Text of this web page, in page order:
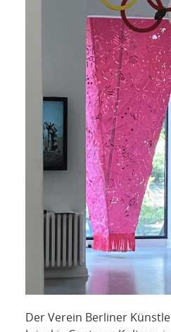
Der Verein Berliner